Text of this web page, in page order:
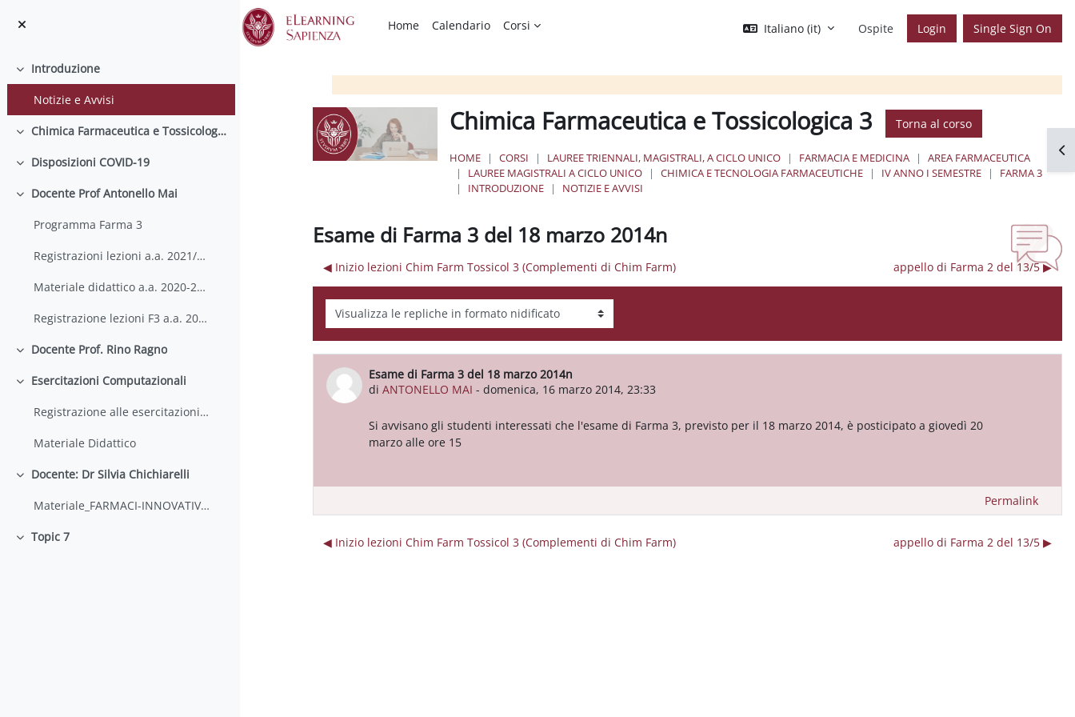
Home
Calendario Corsi Italiano ‎(it)‎ Ospite Login Single Sign On
Minimizza
Introduzione
Notizie e Avvisi
Minimizza Chimica Farmaceutica e Tossicologica 3
Minimizza
Disposizioni COVID-19
Minimizza
Docente Prof Antonello Mai
Programma Farma 3
Registrazioni lezioni a.a. 2021/2022
Materiale didattico a.a. 2020-2021
Registrazione lezioni F3 a.a. 2020-2021
Minimizza
Docente Prof. Rino Ragno
Minimizza
Esercitazioni Computazionali
Registrazione alle esercitazioni 2022 - 2023
Materiale Didattico
Minimizza
Docente: Dr Silvia Chichiarelli
Materiale_FARMACI-INNOVATIVI_SC
Minimizza
Topic 7
Chimica Farmaceutica e Tossicologica 3 Torna al corso
HOME CORSI LAUREE TRIENNALI, MAGISTRALI, A CICLO UNICO FARMACIA E MEDICINA
AREA FARMACEUTICA
LAUREE MAGISTRALI A CICLO UNICO
CHIMICA E TECNOLOGIA FARMACEUTICHE IV ANNO I SEMESTRE
FARMA 3
INTRODUZIONE
NOTIZIE E AVVISI
Esame di Farma 3 del 18 marzo 2014n
◀︎ Inizio lezioni Chim Farm Tossicol 3 (Complementi di Chim Farm) appello di Farma 2 del 13/5 ▶︎
Modalità visualizzazione
Esame di Farma 3 del 18 marzo 2014n
di ANTONELLO MAI - domenica, 16 marzo 2014, 23:33
Numero di risposte: 0
Si avvisano gli studenti interessati che l'esame di Farma 3, previsto per il 18 marzo 2014, è posticipato a giovedì 20
marzo alle ore 15
Permalink
◀︎ Inizio lezioni Chim Farm Tossicol 3 (Complementi di Chim Farm) appello di Farma 2 del 13/5 ▶︎